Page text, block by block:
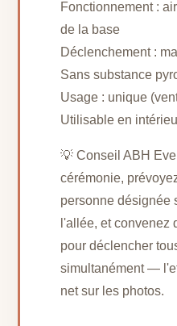
Fonctionnement :
de la base
Déclenchement :
Sans substance
Usage : unique
Utilisable en
💡 Conseil ABH
cérémonie,
personne désignée
l'allée, et convenez
pour déclencher
simultanément —
net sur les photos.